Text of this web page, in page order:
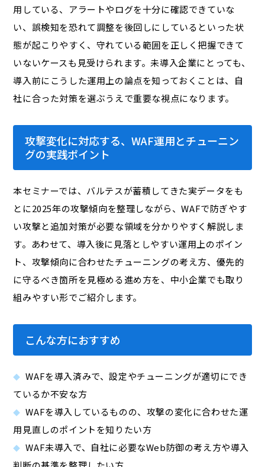
用している、アラートやログを十分に確認できていな
い、誤検知を恐れて調整を後回しにしているといった状
態が起こりやすく、守れている範囲を正しく把握できて
いないケースも見受けられます。未導入企業にとっても、
導入前にこうした運用上の論点を知っておくことは、自
社に合った対策を選ぶうえで重要な視点になります。
攻撃変化に対応する、WAF運用とチューニン
グの実践ポイント
本セミナーでは、バルテスが蓄積してきた実データをも
とに2025年の攻撃傾向を整理しながら、WAFで防ぎやす
い攻撃と追加対策が必要な領域を分かりやすく解説しま
す。あわせて、導入後に見落としやすい運用上のポイン
ト、攻撃傾向に合わせたチューニングの考え方、優先的
に守るべき箇所を見極める進め方を、中小企業でも取り
組みやすい形でご紹介します。
こんな方におすすめ
WAFを導入済みで、設定やチューニングが適切にでき
ているか不安な方
WAFを導入しているものの、攻撃の変化に合わせた運
用見直しのポイントを知りたい方
WAF未導入で、自社に必要なWeb防御の考え方や導入